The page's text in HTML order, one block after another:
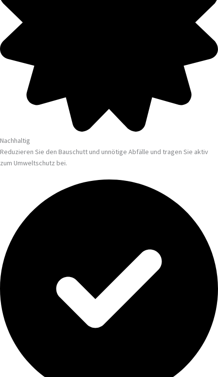
Nachhaltig
Reduzieren Sie den Bauschutt und unnötige Abfälle und tragen Sie aktiv
zum Umweltschutz bei.